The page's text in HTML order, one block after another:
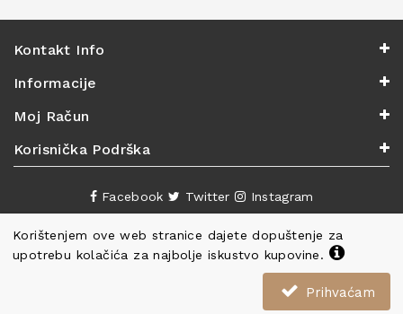
Korištenjem ove web stranice dajete dopuštenje za
upotrebu kolačića za najbolje iskustvo kupovine.
Prihvaćam
Kontakt Info
Informacije
Moj Račun
Korisnička Podrška
Facebook Twitter Instagram